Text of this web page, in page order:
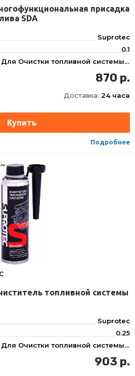
присадка
SDA
Suprotec
0.1
Для Очистки топливной системы, Для Бензина
870 р.
Доставка: 24 часа
Подробнее
топливной системы
Suprotec
0.25
Для Очистки топливной системы, Для Бензина, Топливной системы, Бензиновые системы, Инжектор
903 р.